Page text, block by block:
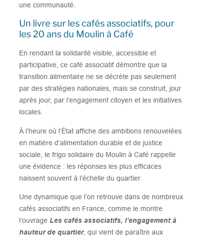
une communauté.
Un livre sur les cafés associatifs, pour
les 20 ans du Moulin à Café
En rendant la solidarité visible, accessible et
participative, ce café associatif démontre que la
transition alimentaire ne se décrète pas seulement
par des stratégies nationales, mais se construit, jour
après jour, par l’engagement citoyen et les initiatives
locales.
À l’heure où l’État affiche des ambitions renouvelées
en matière d’alimentation durable et de justice
sociale, le frigo solidaire du Moulin à Café rappelle
une évidence : les réponses les plus efficaces
naissent souvent à l’échelle du quartier.
Une dynamique que l’on retrouve dans de nombreux
cafés associatifs en France, comme le montre
l’ouvrage Les cafés associatifs, l’engagement à
hauteur de quartier, qui vient de paraître aux